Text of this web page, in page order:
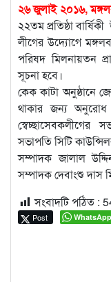
২৬ জুলাই ২০১৬,
২২তম প্রতিষ্ঠা
লীগের উদ্যোগে
পরিষদ মিলনায়তন
সূচনা হবে।
কেক কাটা অনুষ্ঠানে
থাকার জন্য অনুরোধ
সভাপতি সিটি
সম্পাদক জালাল
সম্পাদক দেবাংশু দাস
সংবাদটি পঠিত :
Post WhatsApp